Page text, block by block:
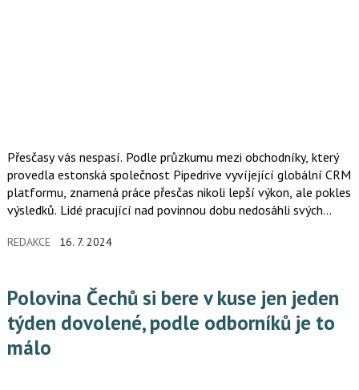
Přesčasy vás nespasí. Podle průzkumu mezi obchodníky, který
provedla estonská společnost Pipedrive vyvíjející globální CRM
platformu, znamená práce přesčas nikoli lepší výkon, ale pokles
výsledků. Lidé pracující nad povinnou dobu nedosáhli svých
Bez přesčasů přitom pracuje jen třetina dotázaných. Nejlépe
REDAKCE 16. 7. 2024
Polovina Čechů si bere v kuse jen jeden
týden dovolené, podle odborníků je to
málo